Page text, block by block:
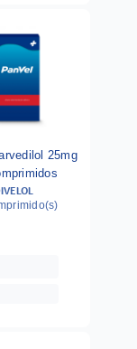
25mg